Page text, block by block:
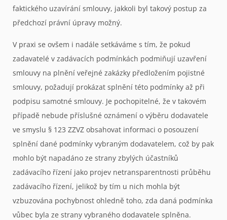
faktického uzavírání smlouvy, jakkoli byl takový postup za
předchozí právní úpravy možný.
V praxi se ovšem i nadále setkáváme s tím, že pokud
zadavatelé v zadávacích podmínkách podmiňují uzavření
smlouvy na plnění veřejné zakázky předložením pojistné
smlouvy, požadují prokázat splnění této podmínky až při
podpisu samotné smlouvy. Je pochopitelné, že v takovém
případě nebude příslušné oznámení o výběru dodavatele
ve smyslu § 123 ZZVZ obsahovat informaci o posouzení
splnění dané podmínky vybraným dodavatelem, což by pak
mohlo být napadáno ze strany zbylých účastníků
zadávacího řízení jako projev netransparentnosti průběhu
zadávacího řízení, jelikož by tím u nich mohla být
vzbuzována pochybnost ohledně toho, zda daná podmínka
vůbec byla ze strany vybraného dodavatele splněna.